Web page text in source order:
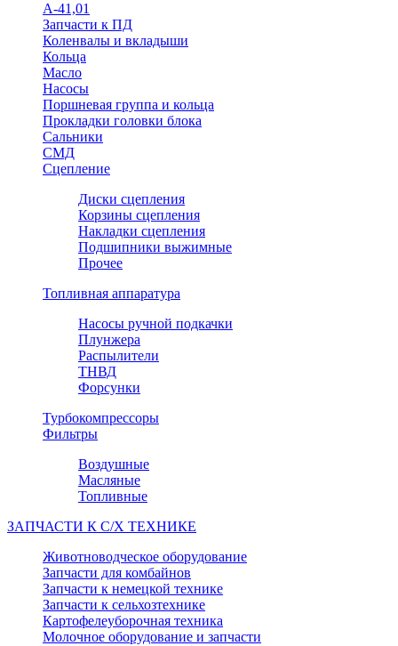
А-41,01
Запчасти к ПД
Коленвалы и вкладыши
Кольца
Масло
Насосы
Поршневая группа и кольца
Прокладки головки блока
Сальники
СМД
Сцепление
Диски сцепления
Корзины сцепления
Накладки сцепления
Подшипники выжимные
Прочее
Топливная аппаратура
Насосы ручной подкачки
Плунжера
Распылители
ТНВД
Форсунки
Турбокомпрессоры
Фильтры
Воздушные
Масляные
Топливные
ЗАПЧАСТИ К С/Х ТЕХНИКЕ
Животноводческое оборудование
Запчасти для комбайнов
Запчасти к немецкой технике
Запчасти к сельхозтехнике
Картофелеуборочная техника
Молочное оборудование и запчасти